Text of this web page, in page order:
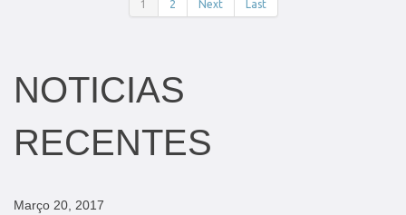
1 2 Next Last
NOTICIAS
RECENTES
Março 20, 2017